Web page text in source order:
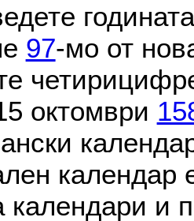
97-мо от
октомври
календар
календари и